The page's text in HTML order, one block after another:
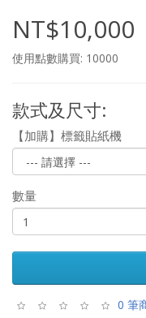
NT$10,000
使用點數購買: 10000
款式及尺寸:
【加購】標籤貼紙機
數量
0 筆